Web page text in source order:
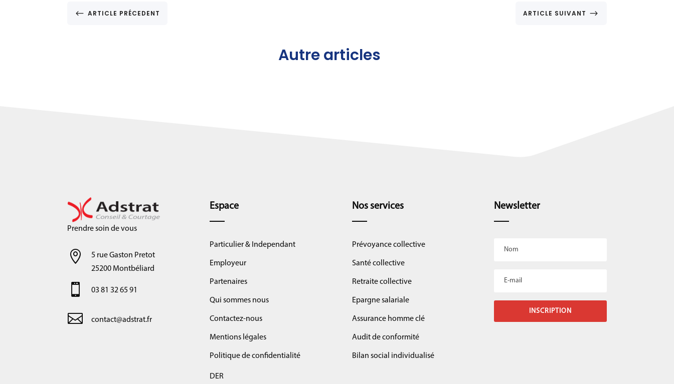
# ARTICLE PRÉCEDENT ARTICLE SUIVANT $
Autre articles
Prendre soin de vous

5 rue Gaston Pretot
25200 Montbéliard
 03 81 32 65 91
 contact@adstrat.fr
Espace
Particulier & Independant
Employeur
Partenaires
Qui sommes nous
Contactez-nous
Mentions légales
Politique de confidentialité
DER
Nos services
Prévoyance collective
Santé collective
Retraite collective
Epargne salariale
Assurance homme clé
Audit de conformité
Bilan social individualisé
Newsletter
INSCRIPTION